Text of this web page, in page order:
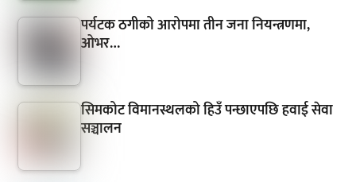
पर्यटक ठगीको आरोपमा तीन जना नियन्त्रणमा,
ओभर…
सिमकोट विमानस्थलको हिउँ पन्छाएपछि हवाई सेवा
सञ्चालन